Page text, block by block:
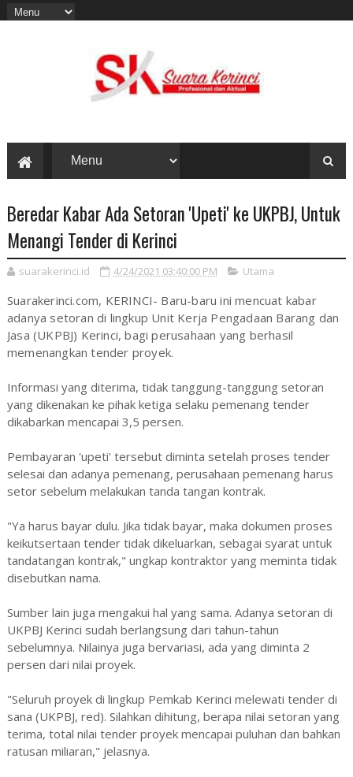
Beredar Kabar Ada Setoran 'Upeti' ke UKPBJ, Untuk
Menangi Tender di Kerinci
suarakerinci.id 4/24/2021 03:40:00 PM Utama
Suarakerinci.com, KERINCI- Baru-baru ini mencuat kabar
adanya setoran di lingkup Unit Kerja Pengadaan Barang dan
Jasa (UKPBJ) Kerinci, bagi perusahaan yang berhasil
memenangkan tender proyek.
Informasi yang diterima, tidak tanggung-tanggung setoran
yang dikenakan ke pihak ketiga selaku pemenang tender
dikabarkan mencapai 3,5 persen.
Pembayaran 'upeti' tersebut diminta setelah proses tender
selesai dan adanya pemenang, perusahaan pemenang harus
setor sebelum melakukan tanda tangan kontrak.
"Ya harus bayar dulu. Jika tidak bayar, maka dokumen proses
keikutsertaan tender tidak dikeluarkan, sebagai syarat untuk
tandatangan kontrak," ungkap kontraktor yang meminta tidak
disebutkan nama.
Sumber lain juga mengakui hal yang sama. Adanya setoran di
UKPBJ Kerinci sudah berlangsung dari tahun-tahun
sebelumnya. Nilainya juga bervariasi, ada yang diminta 2
persen dari nilai proyek.
"Seluruh proyek di lingkup Pemkab Kerinci melewati tender di
sana (UKPBJ, red). Silahkan dihitung, berapa nilai setoran yang
terima, total nilai tender proyek mencapai puluhan dan bahkan
ratusan miliaran," jelasnya.